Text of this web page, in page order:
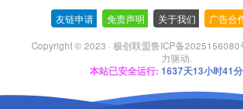
友链申请 免责声明 关于我们 广告合
Copyright © 2023 · 极创联盟鲁ICP备2025156080
力驱动.
本站已安全运行: 1637天13小时41